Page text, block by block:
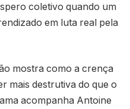
coletivo quando um
em luta real pela
mostra como a crença
mais destrutiva do que o
acompanha Antoine